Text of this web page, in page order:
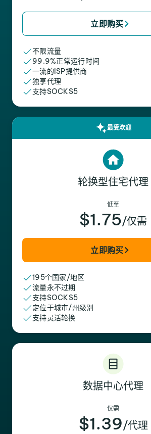
立即购买
不限流量
99.9%正常运行时间
一流的ISP提供商
独享代理
支持SOCKS5
最受欢迎
轮换型住宅代理
低至
$1.75/仅需
立即购买
195个国家/地区
流量永不过期
支持SOCKS5
定位于城市/州级别
支持灵活轮换
数据中心代理
仅需
$1.39/代理